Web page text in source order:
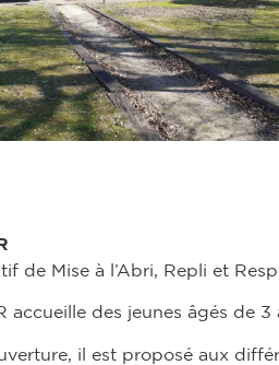
de Mise à l’Abri, Repli et
accueille des jeunes âgés de
il est proposé aux